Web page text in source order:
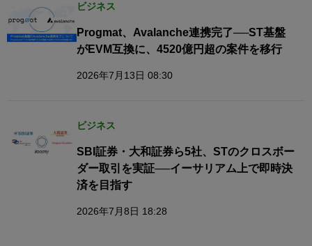
ビジネス
Progmat、Avalanche連携完了──ST基盤
がEVM互換に、4520億円超の案件を移行
2026年7月13日 08:30
ビジネス
SBI証券・大和証券ら5社、STのクロスボー
ダー取引を実証──イーサリアム上で即時決
済を目指す
2026年7月8日 18:28